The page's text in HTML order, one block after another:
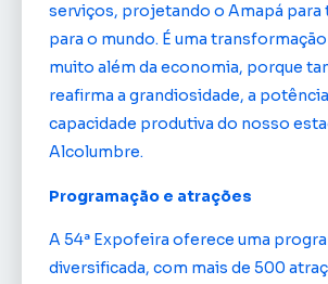
serviços, projetando o Amapá para
para o mundo. É uma transformação
muito além da economia, porque
reafirma a grandiosidade, a
capacidade produtiva do nosso
Alcolumbre.
Programação e atrações
A 54ª Expofeira oferece uma
diversificada, com mais de 500